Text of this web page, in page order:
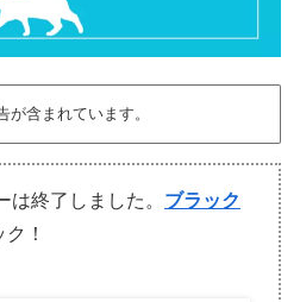
が含まれています。
終了しました。 ブラック
！